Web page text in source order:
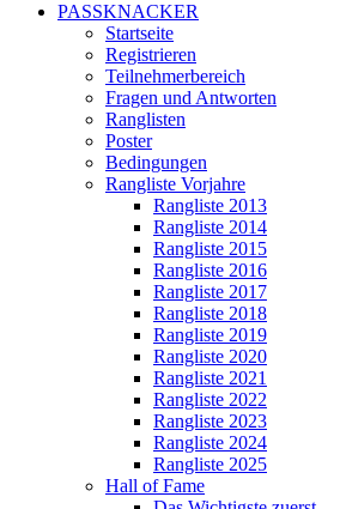
PASSKNACKER
Startseite
Registrieren
Teilnehmerbereich
Fragen und Antworten
Ranglisten
Poster
Bedingungen
Rangliste Vorjahre
Rangliste 2013
Rangliste 2014
Rangliste 2015
Rangliste 2016
Rangliste 2017
Rangliste 2018
Rangliste 2019
Rangliste 2020
Rangliste 2021
Rangliste 2022
Rangliste 2023
Rangliste 2024
Rangliste 2025
Hall of Fame